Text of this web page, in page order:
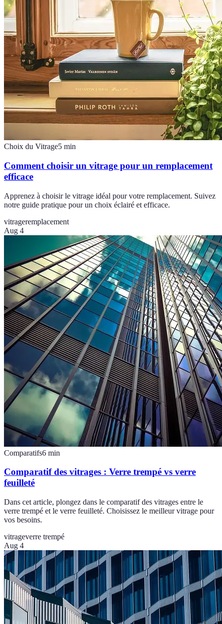
Choix du Vitrage5 min
Comment choisir un vitrage pour un remplacement
efficace
Apprenez à choisir le vitrage idéal pour votre remplacement. Suivez
notre guide pratique pour un choix éclairé et efficace.
vitrageremplacement
Aug 4
Comparatifs6 min
Comparatif des vitrages : Verre trempé vs verre
feuilleté
Dans cet article, plongez dans le comparatif des vitrages entre le
verre trempé et le verre feuilleté. Choisissez le meilleur vitrage pour
vos besoins.
vitrageverre trempé
Aug 4